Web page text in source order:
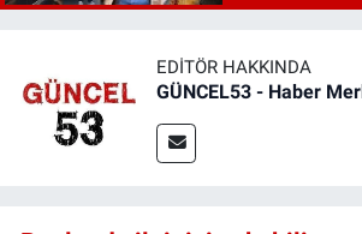
EDITÖR HAKKINDA
GÜNCEL53 - Haber